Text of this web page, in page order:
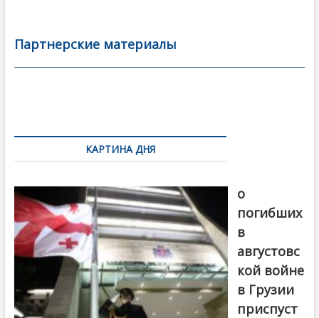
b
o
er l
а
в
Партнерские материалы
по
записямКАРТИНА ДНЯ
о
погибших
в
августовс
кой войне
в Грузии
приспуст